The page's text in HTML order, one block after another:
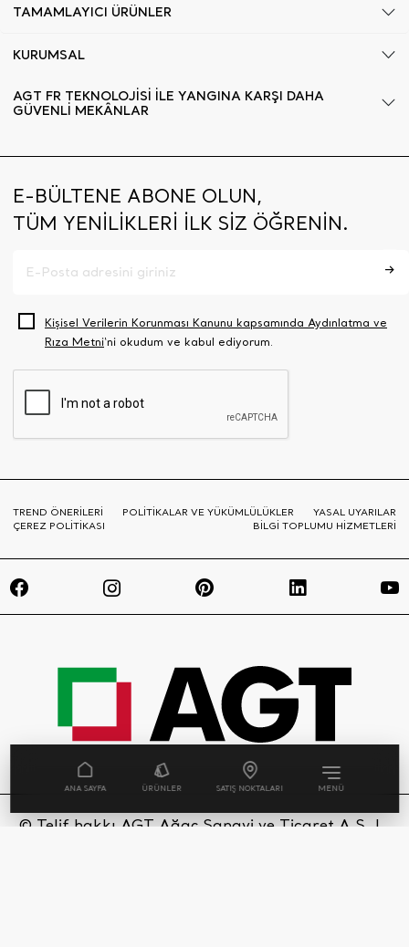
ANA SAYFA ÜRÜNLER SATIŞ NOKTALARI MENÜ
TAMAMLAYICI ÜRÜNLER
KURUMSAL
AGT FR TEKNOLOJİSİ İLE YANGINA KARŞI DAHA
GÜVENLİ MEKÂNLAR
E-BÜLTENE ABONE OLUN,
TÜM YENİLİKLERİ İLK SİZ ÖĞRENİN.
Kişisel Verilerin Korunması Kanunu kapsamında Aydınlatma ve
Rıza Metni‘ni okudum ve kabul ediyorum.
TREND ÖNERİLERİ POLİTİKALAR VE YÜKÜMLÜLÜKLER
YASAL UYARILAR
ÇEREZ POLİTİKASI
BİLGİ TOPLUMU HİZMETLERİ
© Telif hakkı AGT Ağaç Sanayi ve Ticaret A.Ş. |